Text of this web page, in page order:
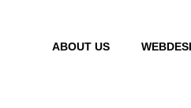
ABOUT US